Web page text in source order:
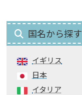
国名から探す
イギリス
日本
イタリア